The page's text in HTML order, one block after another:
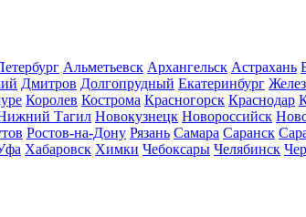
Альметьевск Архангельск Астрахань
Дмитров Долгопрудный Екатеринбург
Королев Кострома Красногорск Краснодар
Тагил Новокузнецк Новороссийск
Ростов-на-Дону Рязань Самара Саранск
Хабаровск Химки Чебоксары Челябинск